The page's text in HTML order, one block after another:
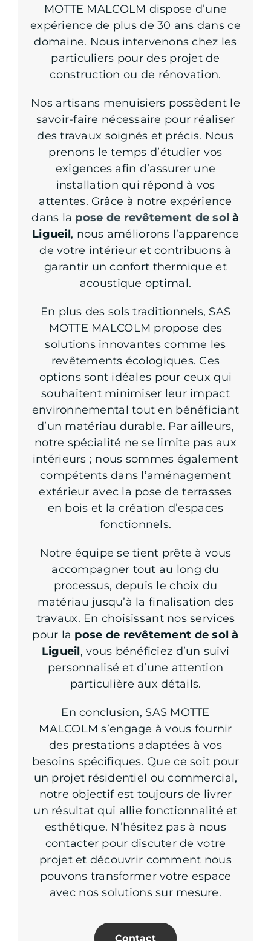
MOTTE MALCOLM dispose d’une
expérience de plus de 30 ans dans ce
domaine. Nous intervenons chez les
particuliers pour des projet de
construction ou de rénovation.
Nos artisans menuisiers possèdent le
savoir-faire nécessaire pour réaliser
des travaux soignés et précis. Nous
prenons le temps d’étudier vos
exigences afin d’assurer une
installation qui répond à vos
attentes. Grâce à notre expérience
dans la pose de revêtement de sol à
Ligueil, nous améliorons l’apparence
de votre intérieur et contribuons à
garantir un confort thermique et
acoustique optimal.
En plus des sols traditionnels, SAS
MOTTE MALCOLM propose des
solutions innovantes comme les
revêtements écologiques. Ces
options sont idéales pour ceux qui
souhaitent minimiser leur impact
environnemental tout en bénéficiant
d’un matériau durable. Par ailleurs,
notre spécialité ne se limite pas aux
intérieurs ; nous sommes également
compétents dans l’aménagement
extérieur avec la pose de terrasses
en bois et la création d’espaces
fonctionnels.
Notre équipe se tient prête à vous
accompagner tout au long du
processus, depuis le choix du
matériau jusqu’à la finalisation des
travaux. En choisissant nos services
pour la pose de revêtement de sol à
Ligueil, vous bénéficiez d’un suivi
personnalisé et d’une attention
particulière aux détails.
En conclusion, SAS MOTTE
MALCOLM s’engage à vous fournir
des prestations adaptées à vos
besoins spécifiques. Que ce soit pour
un projet résidentiel ou commercial,
notre objectif est toujours de livrer
un résultat qui allie fonctionnalité et
esthétique. N’hésitez pas à nous
contacter pour discuter de votre
projet et découvrir comment nous
pouvons transformer votre espace
avec nos solutions sur mesure.
Contact